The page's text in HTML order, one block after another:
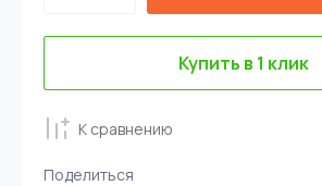
Купить в 1 клик
К сравнению
Поделиться